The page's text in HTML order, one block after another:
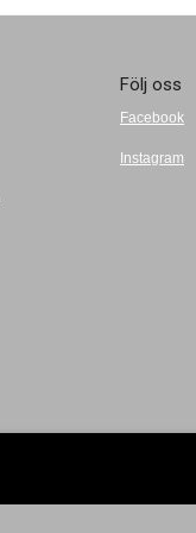
Följ oss
Facebook
Instagram